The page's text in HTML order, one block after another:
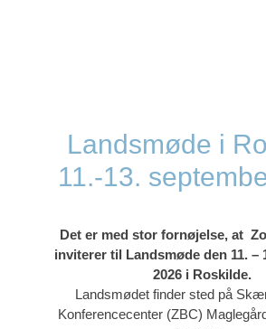
Landsmøde i
11.-13.
Det er med stor fornøjelse, at
inviterer til Landsmøde den 11. –
2026 i Roskilde.
Landsmødet finder sted på
Konferencecenter (ZBC)